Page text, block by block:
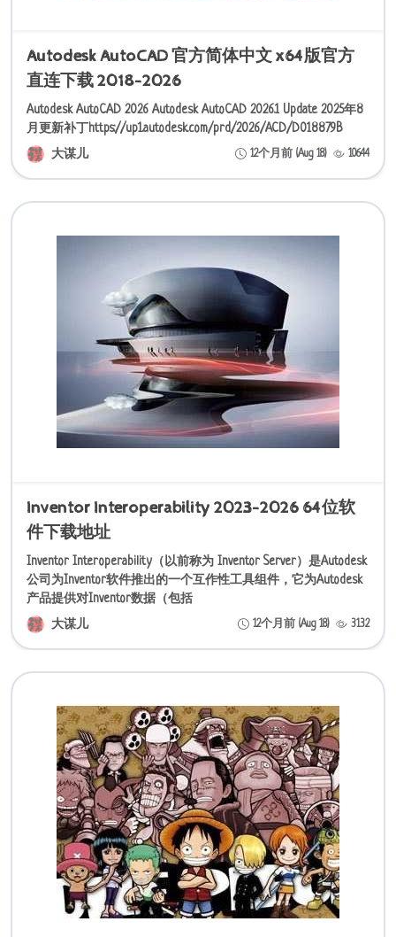
Autodesk AutoCAD 官方简体中文 x64版官方
直连下载 2018-2026
Autodesk AutoCAD 2026 Autodesk AutoCAD 2026.1 Update 2025年8
月更新补丁https://up1.autodesk.com/prd/2026/ACD/D018879B
大谋儿
12个月前 (Aug 18) 10644
Inventor Interoperability 2023-2026 64位软
件下载地址
Inventor Interoperability（以前称为 Inventor Server）是Autodesk
公司为Inventor软件推出的一个互作性工具组件，它为Autodesk
产品提供对Inventor数据（包括
大谋儿
12个月前 (Aug 18) 3132